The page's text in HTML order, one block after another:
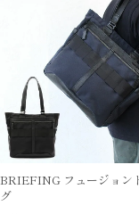
BRIEFING フュージョン
グ